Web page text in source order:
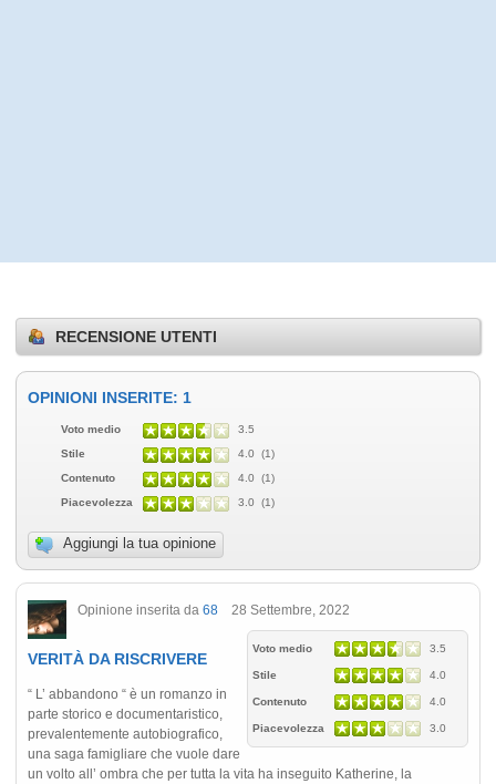
RECENSIONE UTENTI
OPINIONI INSERITE: 1
Voto medio
3.5
Stile
4.0 (1)
Contenuto
4.0 (1)
Piacevolezza
3.0 (1)
Aggiungi la tua opinione
Opinione inserita da 68 28 Settembre, 2022
Voto medio 3.5
Stile 4.0
Contenuto 4.0
Piacevolezza 3.0
VERITÀ DA RISCRIVERE
“ L’ abbandono “ è un romanzo in
parte storico e documentaristico,
prevalentemente autobiografico,
una saga famigliare che vuole dare
un volto all’ ombra che per tutta la vita ha inseguito Katherine, la